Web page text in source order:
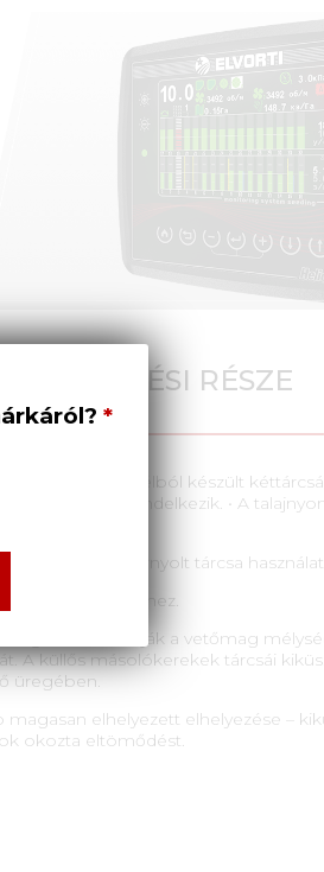
VETÉSI RÉSZE
bóracélból készült
élettartammal rendelkezik. • A
vagy hornyolt tárcsa
kerék a gördüléshez.
biztosítják a vetőmag
A küllős másolókerekek tárcsái
üregében.
magasan elhelyezett elhelyezése –
okozta eltömődést.